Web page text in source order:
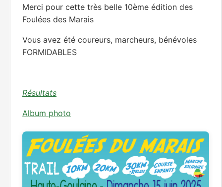
Merci pour cette très belle 10ème édition des
Foulées des Marais
Vous avez été coureurs, marcheurs, bénévoles
FORMIDABLES
Résultats
Album photo